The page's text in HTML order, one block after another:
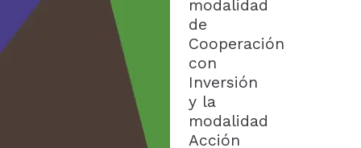
modalidad
de
Cooperación
con
Inversión
y la
modalidad
Acción